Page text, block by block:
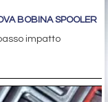
BOBINA SPOOLER
impatto